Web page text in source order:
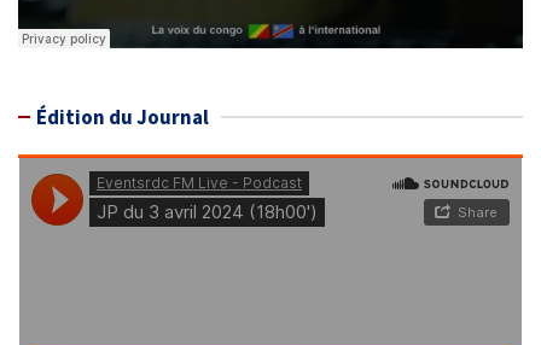
Édition du Journal